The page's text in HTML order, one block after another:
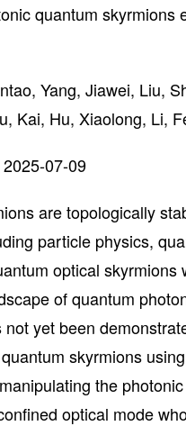
quantum skyrmions
Yang, Jiawei, Liu,
Kai, Hu, Xiaolong, Li,
07-09
are topologically
particle physics,
optical
of quantum
yet been
skyrmions
the
optical mode